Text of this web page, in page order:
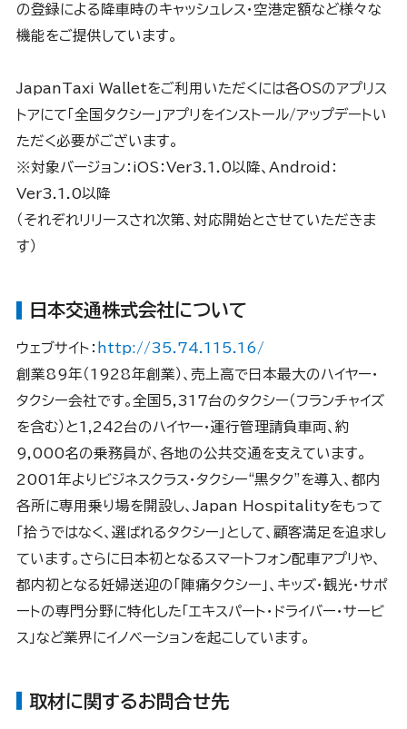
の登録による降車時のキャッシュレス・空港定額など様々な
機能をご提供しています。
JapanTaxi Walletをご利用いただくには各OSのアプリス
トアにて「全国タクシー」アプリをインストール/アップデートい
ただく必要がございます。
※対象バージョン：iOS：Ver3.1.0以降、Android：
Ver3.1.0以降
（それぞれリリースされ次第、対応開始とさせていただきま
す）
日本交通株式会社について
ウェブサイト： http://35.74.115.16/
創業89年（1928年創業）、売上高で日本最大のハイヤー・
タクシー会社です。全国5,317台のタクシー（フランチャイズ
を含む）と1,242台のハイヤー・運行管理請負車両、約
9,000名の乗務員が、各地の公共交通を支えています。
2001年よりビジネスクラス・タクシー“黒タク”を導入、都内
各所に専用乗り場を開設し、Japan Hospitalityをもって
「拾うではなく、選ばれるタクシー」として、顧客満足を追求し
ています。さらに日本初となるスマートフォン配車アプリや、
都内初となる妊婦送迎の「陣痛タクシー」、キッズ・観光・サポ
ートの専門分野に特化した「エキスパート・ドライバー・サービ
ス」など業界にイノベーションを起こしています。
取材に関するお問合せ先